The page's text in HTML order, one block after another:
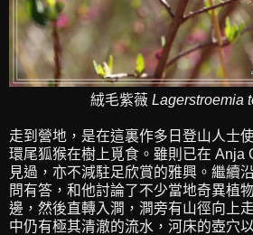
絨毛紫薇 Lagerstroemia
走到營地，是在這裏作多日登山人士
環尾狐猴在樹上覓食。雖則已在 Anja
見過，亦不減駐足欣賞的雅興。繼續
問有答，和他討論了不少當地奇異植
邊，然後直轉入澗，澗旁有山徑向上
中仍有極其清澈的流水，河床的壺穴